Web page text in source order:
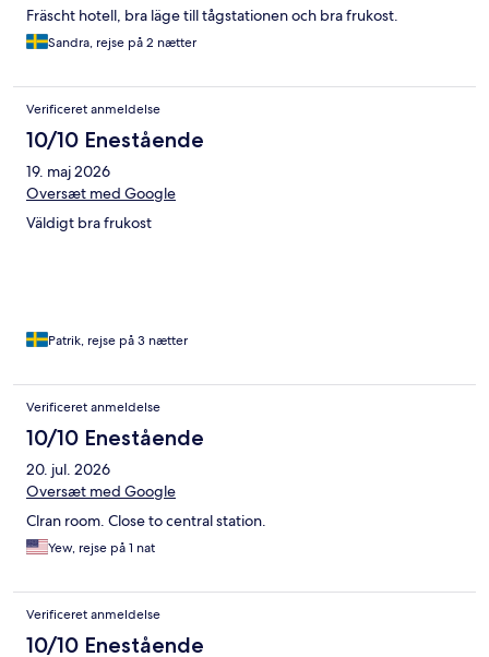
Fräscht hotell, bra läge till tågstationen och bra frukost.
Sandra, rejse på 2 nætter
Verificeret anmeldelse
10/10 Enestående
19. maj 2026
Oversæt med Google
Väldigt bra frukost
Patrik, rejse på 3 nætter
Verificeret anmeldelse
10/10 Enestående
20. jul. 2026
Oversæt med Google
Clran room. Close to central station.
Yew, rejse på 1 nat
Verificeret anmeldelse
10/10 Enestående